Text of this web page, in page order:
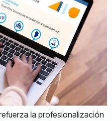
la profesionalización